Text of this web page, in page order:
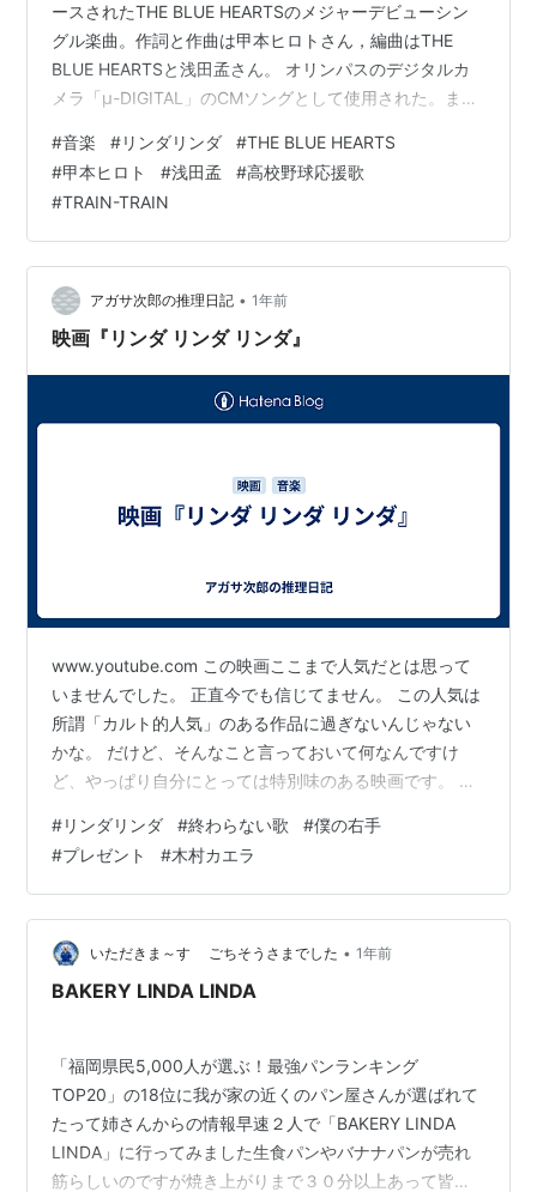
ースされたTHE BLUE HEARTSのメジャーデビューシン
グル楽曲。作詞と作曲は甲本ヒロトさん，編曲はTHE
BLUE HEARTSと浅田孟さん。 オリンパスのデジタルカ
メラ「μ-DIGITAL」のCMソングとして使用された。ま
として演奏されることもあります。 youtu.be 楽曲名につ
いて甲本ヒロトさんは，「リンダとは誰か？」という質
問に対し，「僕もわからない。答えとかもともとないん
だよ。だから，リンダリンダって歌詞カードには書いて
ないでしょ。登録もしてないから自由に歌っ…
#音楽 #リンダリンダ #THE BLUE HEARTS
#甲本ヒロト #浅田孟 #高校野球応援歌
#TRAIN-TRAIN
アガサ次郎の推理日記 • 1年前
映画『リンダ リンダ リンダ』
www.youtube.com この映画ここまで人気だとは思って
いませんでした。 正直今でも信じてません。 この人気は
所謂「カルト的人気」のある作品に過ぎないんじゃない
かな。 だけど、そんなこと言っておいて何なんですけ
ど、やっぱり自分にとっては特別味のある映画です。 映
ると10回以上は観てると思います。 それはやっぱりBase
Ball Bearの関根史織が出演してるから。 自分はBase Ball
Bearより先に俳優・関根史織を観てしまっているから。
でもこの映画がきっかけでBase Ball Bearを好きになった
訳では全くないんですよ…
#リンダリンダ #終わらない歌 #僕の右手
#プレゼント #木村カエラ
いただきま～す ごちそうさまでした • 1年前
BAKERY LINDA LINDA
「福岡県民5,000人が選ぶ！最強パンランキング
TOP20」の18位に我が家の近くのパン屋さんが選ばれて
たって姉さんからの情報早速２人で「BAKERY LINDA
LINDA」に行ってみました生食パンやバナナパンが売れ
筋らしいのですが焼き上がりまで３０分以上あって皆さ